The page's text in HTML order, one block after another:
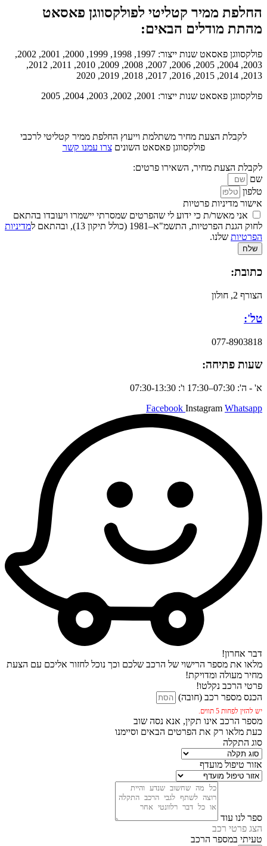
החלפת ממיר קטליטי לפולקסווגן פאסאט
מהתת מודלים הבאים:
פולקסווגן פאסאט שנות ייצור: 1997, 1998, 1999, 2000, 2001, 2002,
2003, 2004, 2005, 2006, 2007, 2008, 2009, 2010, 2011, 2012,
2013, 2014, 2015, 2016, 2017, 2018, 2019, 2020
פולקסווגן פאסאט שנות ייצור: 2001, 2002, 2003, 2004, 2005
לקבלת הצעת מחיר משתלמת וייעוץ החלפת ממיר קטליטי לרכבי
פולקסווגן פאסאט השוניםצרו עמנו קשר
לקבלת הצעת מחיר, השאירו פרטים:
שם
טלפון
אישור מדיניות פרטיות
אני מאשר/ת כי ידוע לי שהפרטים שמסרתי יישמרו ויעובדו בהתאם
לחוק הגנת הפרטיות, התשמ"א–1981 (כולל תיקון 13), ובהתאם ל
מדיניות
הפרטיות שלנו.
שלח
כתובת:
הצורף 2, חולון
טל':
077-8903818
שעות פתיחה:
א' - ה': 07:30–17:30 ו': 07:30-13:30
Facebook Instagram Whatsapp
דבר אחרון!
מלאו את מספר הרישוי של הרכב שלכם וכך נוכל לחזור אליכם עם הצעת
מחיר מעולה ומדויקת!
פרטי הרכב נקלטו!
הכנס מספר רכב (חובה)
יש להזין לפחות 5 תווים.
מספר הרכב אינו תקין, אנא נסה שוב
כעת מלאו רק את הפרטים הבאים וסיימנו
סוג התקלה
אזור טיפול מועדף
ספר לנו עוד
הצג פרטי רכב
טעיתי במספר הרכב